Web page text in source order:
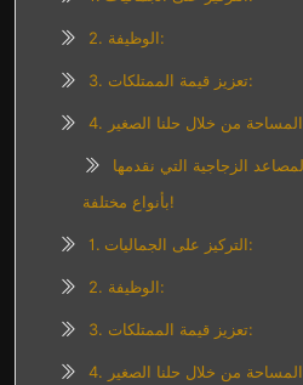
2. الوظيفة:
3. تعزيز قيمة الممتلكات:
الزجاجية التي نقدمها
بأنواع مختلفة!
1. التركيز على الجماليات:
2. الوظيفة:
3. تعزيز قيمة الممتلكات: